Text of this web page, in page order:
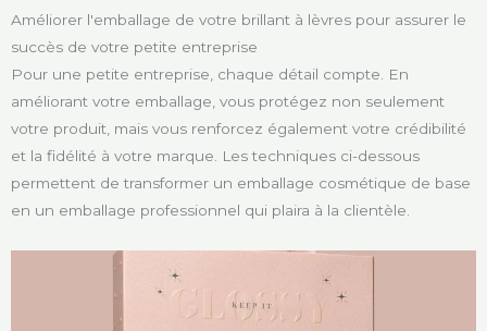
Améliorer l'emballage de votre brillant à lèvres pour assurer le
succès de votre petite entreprise
Pour une petite entreprise, chaque détail compte. En
améliorant votre emballage, vous protégez non seulement
votre produit, mais vous renforcez également votre crédibilité
et la fidélité à votre marque. Les techniques ci-dessous
permettent de transformer un emballage cosmétique de base
en un emballage professionnel qui plaira à la clientèle.